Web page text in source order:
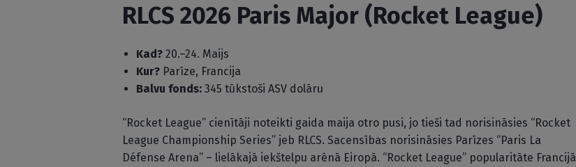
RLCS 2026 Paris Major (Rocket League)
Kad? 20.–24. Maijs
Kur? Parīze, Francija
Balvu fonds: 345 tūkstoši ASV dolāru
“Rocket League” cienītāji noteikti gaida maija otro pusi, jo tieši tad norisināsies “Rocket
League Championship Series” jeb RLCS. Sacensības norisināsies Parīzes “Paris La
Défense Arena” – lielākajā iekštelpu arēnā Eiropā. “Rocket League” popularitāte Francijā